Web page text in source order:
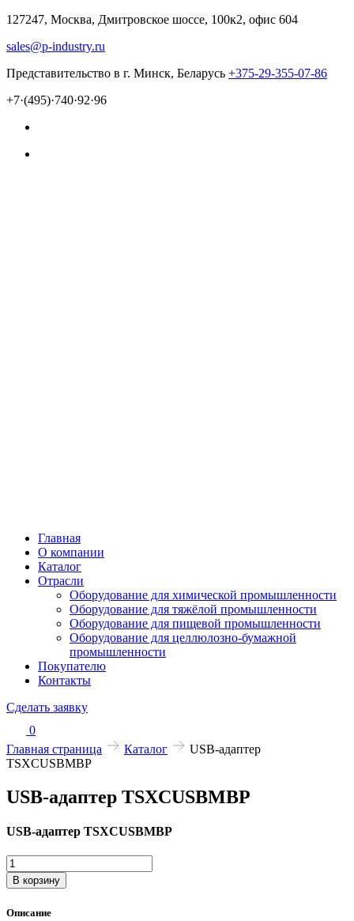
127247, Москва, Дмитровское шоссе, 100к2, офис 604
sales@p-industry.ru
Представительство в г. Минск, Беларусь +375-29-355-07-86
+7·(495)·740·92·96
Главная
О компании
Каталог
Отрасли
Оборудование для химической промышленности
Оборудование для тяжёлой промышленности
Оборудование для пищевой промышленности
Оборудование для целлюлозно-бумажной
промышленности
Покупателю
Контакты
Сделать заявку
0
Главная страница
Каталог
USB-адаптер
TSXCUSBMBP
USB-адаптер TSXCUSBMBP
USB-адаптер TSXCUSBMBP
Количество
товара
USB-
В корзину
Описание